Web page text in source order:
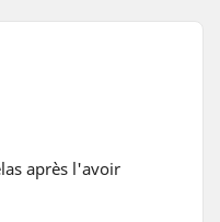
après l'avoir